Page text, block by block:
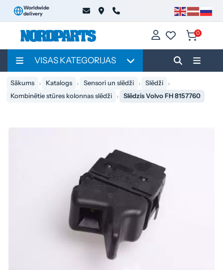
Worldwide
delivery
0
VISAS KATEGORIJAS
Sākums Katalogs Sensori un slēdži
Slēdži
Kombinētie stūres kolonnas slēdži
Slēdzis Volvo FH 8157760